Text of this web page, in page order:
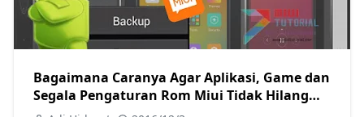
Bagaimana Caranya Agar Aplikasi, Game dan
Segala Pengaturan Rom Miui Tidak Hilang
Setelah Update Rom? Ini Tutorial